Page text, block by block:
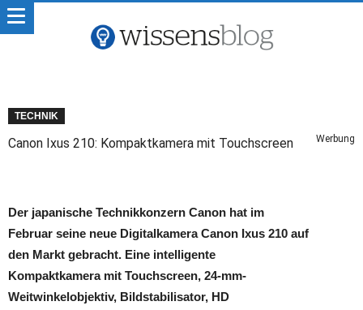
TECHNIK
Canon Ixus 210: Kompaktkamera mit Touchscreen Werbung
Der japanische Technikkonzern Canon hat im
Februar seine neue Digitalkamera Canon Ixus 210 auf
den Markt gebracht. Eine intelligente
Kompaktkamera mit Touchscreen, 24-mm-
Weitwinkelobjektiv, Bildstabilisator, HD